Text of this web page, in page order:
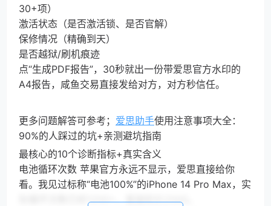
30+项）
激活状态（是否激活锁、是否官解）
保修情况（精确到天）
是否越狱/刷机痕迹
点“生成PDF报告”，30秒就出一份带爱思官方水印的
A4报告，咸鱼交易直接发给对方，对方秒信任。
更多问题解答可参考； 爱思助手使用注意事项大全：
90%的人踩过的坑+亲测避坑指南
最核心的10个诊断指标+真实含义
电池循环次数 苹果官方永远不显示，爱思直接给你
看。我见过标称“电池100%”的iPhone 14 Pro Max，实
际循环次数已经1200+，直接砍价2000。